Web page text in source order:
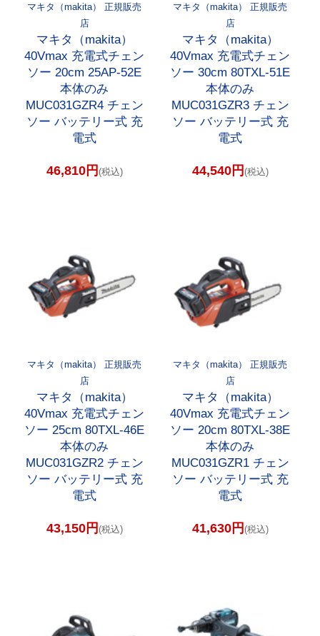
マキタ（makita） 正規販売
店
マキタ（makita）
40Vmax 充電式チェン
ソー 20cm 25AP-52E
本体のみ
MUC031GZR4 チェン
ソー バッテリー式 充
電式
46,810円 (税込)
マキタ（makita） 正規販売
店
マキタ（makita）
40Vmax 充電式チェン
ソー 30cm 80TXL-51E
本体のみ
MUC031GZR3 チェン
ソー バッテリー式 充
電式
44,540円 (税込)
マキタ（makita） 正規販売
店
マキタ（makita）
40Vmax 充電式チェン
ソー 25cm 80TXL-46E
本体のみ
MUC031GZR2 チェン
ソー バッテリー式 充
電式
43,150円 (税込)
マキタ（makita） 正規販売
店
マキタ（makita）
40Vmax 充電式チェン
ソー 20cm 80TXL-38E
本体のみ
MUC031GZR1 チェン
ソー バッテリー式 充
電式
41,630円 (税込)